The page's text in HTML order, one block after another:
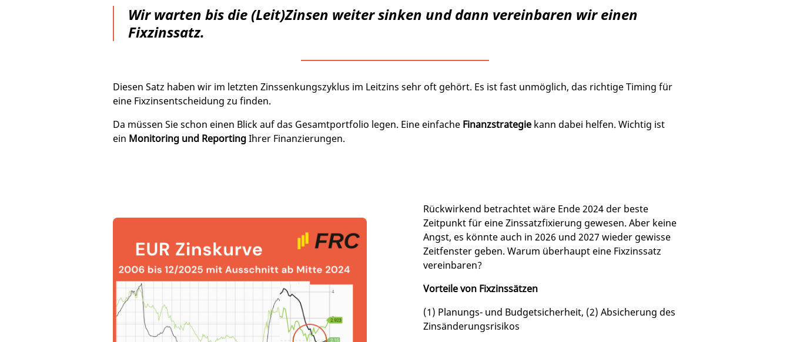
Wir warten bis die (Leit)Zinsen weiter sinken und dann vereinbaren wir einen
Fixzinssatz.
Diesen Satz haben wir im letzten Zinssenkungszyklus im Leitzins sehr oft gehört. Es ist fast unmöglich, das richtige Timing für
eine Fixzinsentscheidung zu finden.
Da müssen Sie schon einen Blick auf das Gesamtportfolio legen. Eine einfache Finanzstrategie kann dabei helfen. Wichtig ist
ein Monitoring und ReportingIhrer Finanzierungen.
Rückwirkend betrachtet wäre Ende 2024 der beste
Zeitpunkt für eine Zinssatzfixierung gewesen. Aber keine
Angst, es könnte auch in 2026 und 2027 wieder gewisse
Zeitfenster geben. Warum überhaupt eine Fixzinssatz
vereinbaren?
Vorteile von Fixzinssätzen
(1) Planungs- und Budgetsicherheit, (2) Absicherung des
Zinsänderungsrisikos